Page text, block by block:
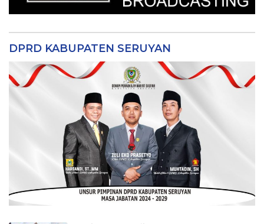
DPRD KABUPATEN SERUYAN